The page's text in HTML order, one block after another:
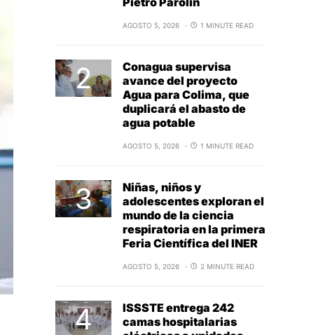
AGOSTO 5, 2026 1 MINUTE READ
Conagua supervisa
avance del proyecto
Agua para Colima, que
duplicará el abasto de
agua potable
AGOSTO 5, 2026 1 MINUTE READ
Niñas, niños y
adolescentes exploran el
mundo de la ciencia
respiratoria en la primera
Feria Científica del INER
AGOSTO 5, 2026 2 MINUTE READ
ISSSTE entrega 242
camas hospitalarias